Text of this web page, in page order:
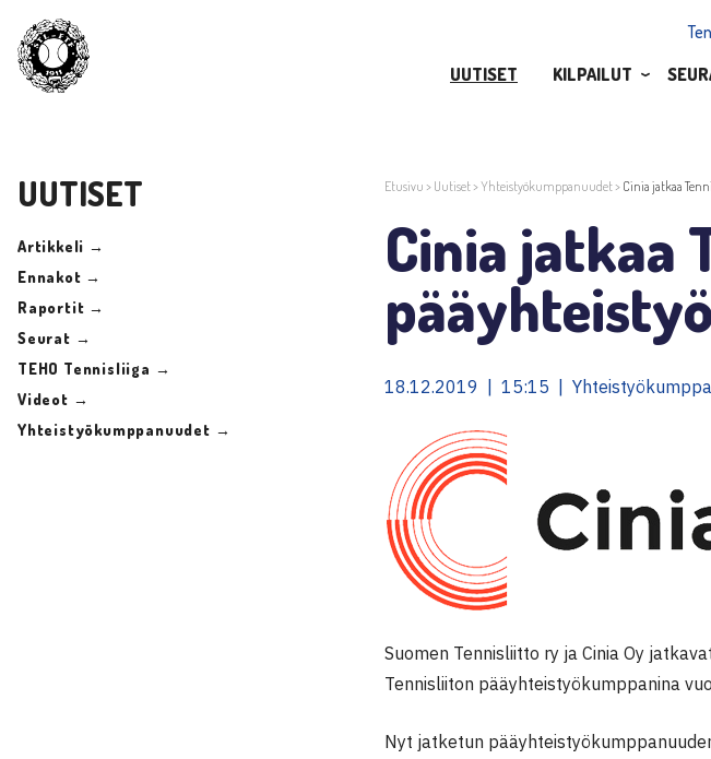
UUTISET
KILPAILUT
UUTISET
Artikkeli →
Ennakot →
Raportit →
Seurat →
TEHO Tennisliiga →
Videot →
Yhteistyökumppanuudet →
Etusivu > Uutiset>Yhteistyökumppanuudet> Cinia jatkaa
Cinia jatkaa
18.12.2019 | 15:15 |
Suomen Tennisliitto ry ja Cinia Oy
Tennisliiton pääyhteistyökumppanina
Nyt jatketun